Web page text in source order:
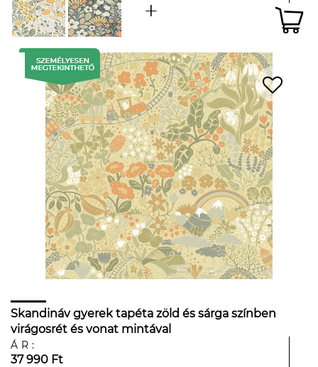
Skandináv gyerek tapéta zöld és sárga színben
virágosrét és vonat mintával
ÁR:
37 990 Ft